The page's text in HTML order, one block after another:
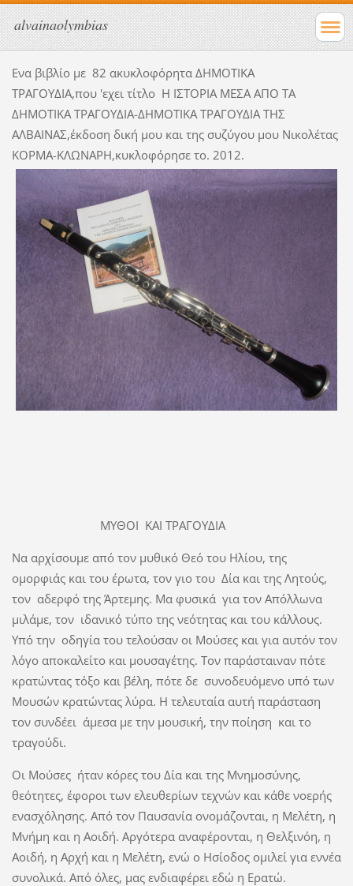
alvainaolymbias
Ενα βιβλίο με 82 ακυκλοφόρητα ΔΗΜΟΤΙΚΑ
ΤΡΑΓΟΥΔΙΑ,που 'εχει τίτλο Η ΙΣΤΟΡΙΑ ΜΕΣΑ ΑΠΟ ΤΑ
ΔΗΜΟΤΙΚΑ ΤΡΑΓΟΥΔΙΑ-ΔΗΜΟΤΙΚΑ ΤΡΑΓΟΥΔΙΑ ΤΗΣ
ΑΛΒΑΙΝΑΣ,έκδοση δική μου και της συζύγου μου Νικολέτας
ΚΟΡΜΑ-ΚΛΩΝΑΡΗ,κυκλοφόρησε το. 2012.
ΜΥΘΟΙ ΚΑΙ ΤΡΑΓΟΥΔΙΑ
Να αρχίσουμε από τον μυθικό Θεό του Ηλίου, της
ομορφιάς και του έρωτα, τον γιο του Δία και της Λητούς,
τον αδερφό της Άρτεμης. Μα φυσικά για τον Απόλλωνα
μιλάμε, τον ιδανικό τύπο της νεότητας και του κάλλους.
Υπό την οδηγία του τελούσαν οι Μούσες και για αυτόν τον
λόγο αποκαλείτο και μουσαγέτης. Τον παράσταιναν πότε
κρατώντας τόξο και βέλη, πότε δε συνοδευόμενο υπό των
Μουσών κρατώντας λύρα. Η τελευταία αυτή παράσταση
τον συνδέει άμεσα με την μουσική, την ποίηση και το
τραγούδι.
Οι Μούσες ήταν κόρες του Δία και της Μνημοσύνης,
θεότητες, έφοροι των ελευθερίων τεχνών και κάθε νοερής
ενασχόλησης. Από τον Παυσανία ονομάζονται, η Μελέτη, η
Μνήμη και η Αοιδή. Αργότερα αναφέρονται, η Θελξινόη, η
Αοιδή, η Αρχή και η Μελέτη, ενώ ο Ησίοδος ομιλεί για εννέα
συνολικά. Από όλες, μας ενδιαφέρει εδώ η Ερατώ.